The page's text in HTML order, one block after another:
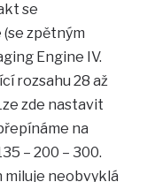
se
(se zpětným
Engine IV.
rozsahu 28 až
zde nastavit
na
– 200 – 300.
miluje neobvyklá